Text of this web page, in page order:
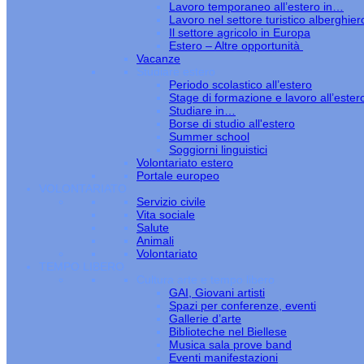
Lavoro temporaneo all’estero in…
Lavoro nel settore turistico
Il settore agricolo in Europa
Estero – Altre opportunità
Vacanze
Studiare estero
Periodo scolastico all’estero
Stage di formazione e lavoro
Studiare in…
Borse di studio all'estero
Summer school
Soggiorni linguistici
Volontariato estero
Portale europeo
VOLONTARIATO
Servizio civile
Vita sociale
Salute
Animali
Volontariato
TEMPO LIBERO
Cultura arte e tempo libero
GAI, Giovani artisti
Spazi per conferenze, eventi
Gallerie d’arte
Biblioteche nel Biellese
Musica sala prove band
Eventi manifestazioni